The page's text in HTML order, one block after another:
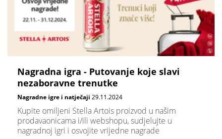
Nagradna igra - Putovanje koje slavi
nezaboravne trenutke
Nagradne igre i natječaji 29.11.2024
Kupite omiljeni Stella Artois proizvod u našim
prodavaonicama i/ili webshopu, sudjelujte u
nagradnoj igri i osvojite vrijedne nagrade